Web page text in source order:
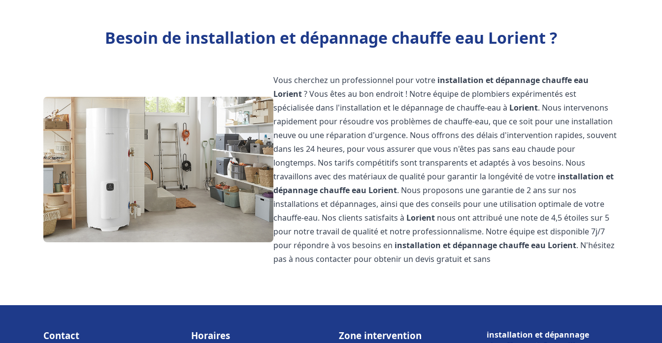
Besoin de installation et dépannage chauffe eau Lorient ?
Vous cherchez un professionnel pour votre installation et dépannage chauffe eau
Lorient? Vous êtes au bon endroit ! Notre équipe de plombiers expérimentés est
spécialisée dans l'installation et le dépannage de chauffe-eau à Lorient. Nous intervenons
rapidement pour résoudre vos problèmes de chauffe-eau, que ce soit pour une installation
neuve ou une réparation d'urgence. Nous offrons des délais d'intervention rapides, souvent
dans les 24 heures, pour vous assurer que vous n'êtes pas sans eau chaude pour
longtemps. Nos tarifs compétitifs sont transparents et adaptés à vos besoins. Nous
travaillons avec des matériaux de qualité pour garantir la longévité de votre installation et
dépannage chauffe eau Lorient. Nous proposons une garantie de 2 ans sur nos
installations et dépannages, ainsi que des conseils pour une utilisation optimale de votre
chauffe-eau. Nos clients satisfaits à Lorient nous ont attribué une note de 4,5 étoiles sur 5
pour notre travail de qualité et notre professionnalisme. Notre équipe est disponible 7j/7
pour répondre à vos besoins en installation et dépannage chauffe eau Lorient. N'hésitez
pas à nous contacter pour obtenir un devis gratuit et sans
Contact Horaires Zone intervention
installation et dépannage